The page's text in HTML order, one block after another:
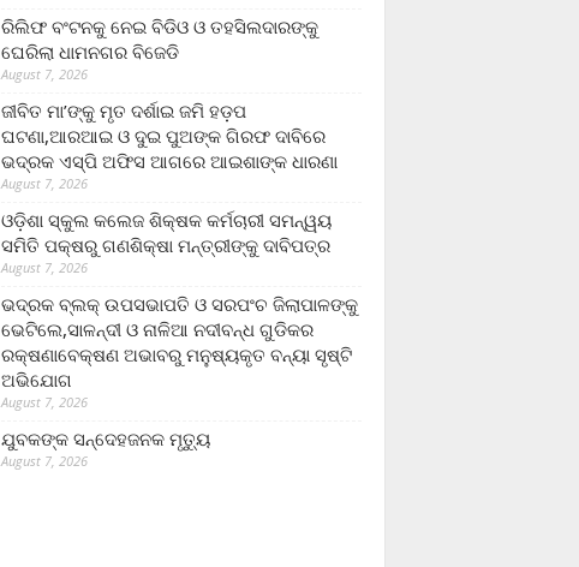
ରିଲିଫ ବଂଟନକୁ ନେଇ ବିଡିଓ ଓ ତହସିଲଦାରଙ୍କୁ
ଘେରିଲା ଧାମନଗର ବିଜେଡି
August 7, 2026
ଜୀବିତ ମା’ଙ୍କୁ ମୃତ ଦର୍ଶାଇ ଜମି ହଡ଼ପ
ଘଟଣା,ଆରଆଇ ଓ ଦୁଇ ପୁଅଙ୍କ ଗିରଫ ଦାବିରେ
ଭଦ୍ରକ ଏସ୍‌ପି ଅଫିସ ଆଗରେ ଆଇଶାଙ୍କ ଧାରଣା
August 7, 2026
ଓଡ଼ିଶା ସ୍କୁଲ କଲେଜ ଶିକ୍ଷକ କର୍ମଚାରୀ ସମନ୍ୱୟ
ସମିତି ପକ୍ଷରୁ ଗଣଶିକ୍ଷା ମନ୍ତ୍ରୀଙ୍କୁ ଦାବିପତ୍ର
August 7, 2026
ଭଦ୍ରକ ବ୍ଲକ୍ ଉପସଭାପତି ଓ ସରପଂଚ ଜିଲାପାଳଙ୍କୁ
ଭେଟିଲେ,ସାଳନ୍ଦୀ ଓ ନାଳିଆ ନଦୀବନ୍ଧ ଗୁଡିକର
ରକ୍ଷଣାବେକ୍ଷଣ ଅଭାବରୁ ମନୁଷ୍ୟକୃତ ବନ୍ୟା ସୃଷ୍ଟି
ଅଭିଯୋଗ
August 7, 2026
ଯୁବକଙ୍କ ସନ୍ଦେହଜନକ ମୃତ୍ୟୁ
August 7, 2026